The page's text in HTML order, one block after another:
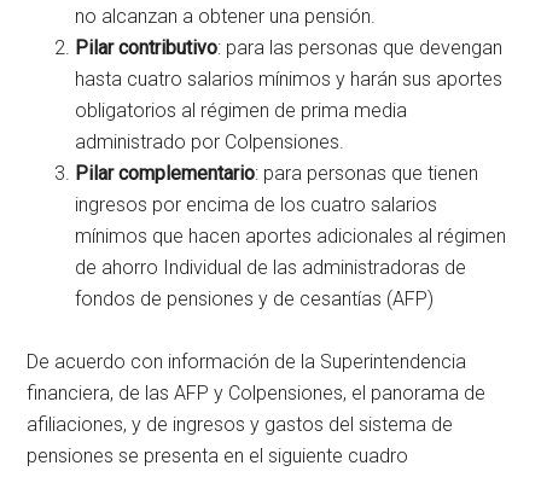
no alcanzan a obtener una pensión.
Pilar contributivo: para las personas que devengan
hasta cuatro salarios mínimos y harán sus aportes
obligatorios al régimen de prima media
administrado por Colpensiones.
Pilar complementario: para personas que tienen
ingresos por encima de los cuatro salarios
mínimos que hacen aportes adicionales al régimen
de ahorro Individual de las administradoras de
fondos de pensiones y de cesantías (AFP)
De acuerdo con información de la Superintendencia
financiera, de las AFP y Colpensiones, el panorama de
afiliaciones, y de ingresos y gastos del sistema de
pensiones se presenta en el siguiente cuadro